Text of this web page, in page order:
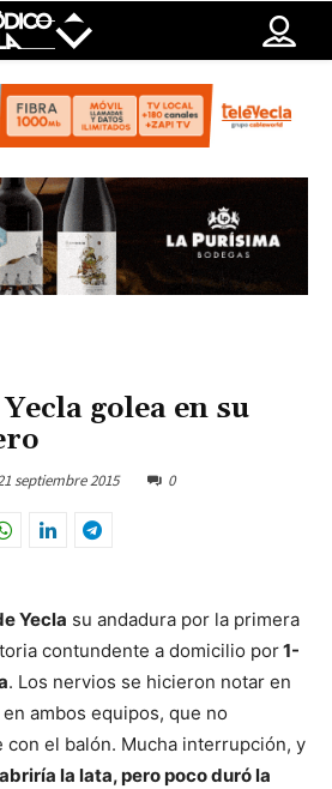
golea en su
septiembre 2015 0
Yecla su andadura por la primera
contundente a domicilio por1-
. Los nervios se hicieron notar en
ambos equipos, que no
el balón. Mucha interrupción, y
la lata, pero poco duró la